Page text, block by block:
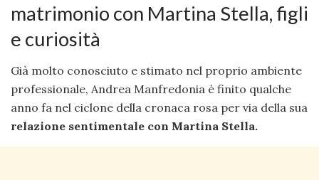
matrimonio con Martina Stella, figli
e curiosità
Già molto conosciuto e stimato nel proprio ambiente
professionale, Andrea Manfredonia è finito qualche
anno fa nel ciclone della cronaca rosa per via della sua
relazione sentimentale con Martina Stella.